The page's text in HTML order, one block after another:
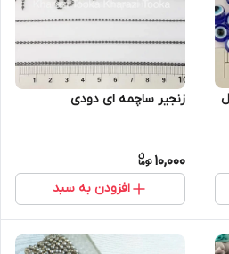
۶ میل
زنجیر ساچمه ای دودی
10,000
افزودن به سبد